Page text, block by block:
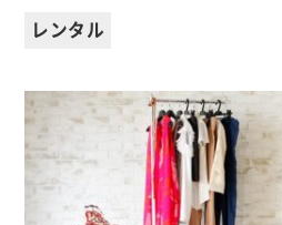
レンタル